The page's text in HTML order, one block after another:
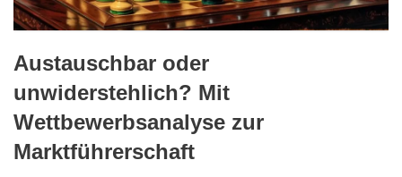
Austauschbar oder
unwiderstehlich? Mit
Wettbewerbsanalyse zur
Marktführerschaft